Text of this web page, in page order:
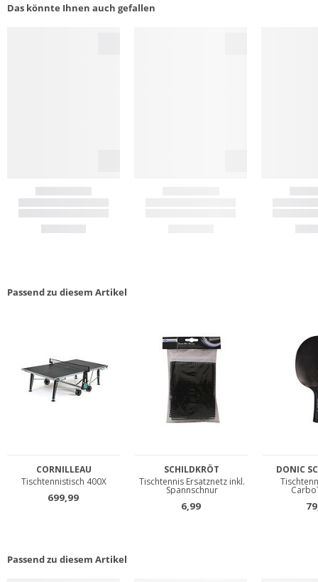
Das könnte Ihnen auch gefallen
Passend zu diesem Artikel
Passend zu diesem Artikel